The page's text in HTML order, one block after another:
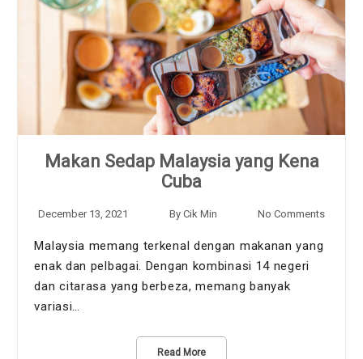
Makan Sedap Malaysia yang Kena
Cuba
December 13, 2021 By Cik Min No Comments
Malaysia memang terkenal dengan makanan yang
enak dan pelbagai. Dengan kombinasi 14 negeri
dan citarasa yang berbeza, memang banyak
variasi…
Read More